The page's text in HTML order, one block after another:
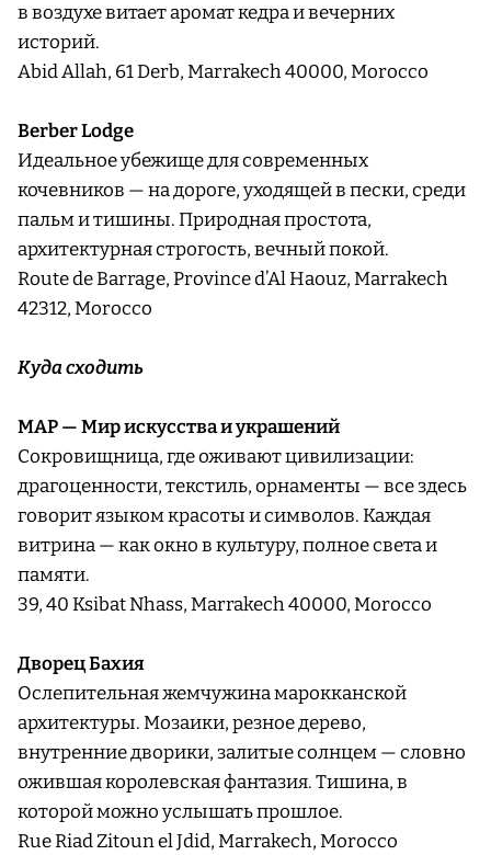
в воздухе витает аромат кедра и вечерних
историй.
Abid Allah, 61 Derb, Marrakech 40000, Morocco
Berber Lodge
Идеальное убежище для современных
кочевников — на дороге, уходящей в пески, среди
пальм и тишины. Природная простота,
архитектурная строгость, вечный покой.
Route de Barrage, Province d’Al Haouz, Marrakech
42312, Morocco
Куда сходить
MAP — Мир искусства и украшений
Сокровищница, где оживают цивилизации:
драгоценности, текстиль, орнаменты — все здесь
говорит языком красоты и символов. Каждая
витрина — как окно в культуру, полное света и
памяти.
39, 40 Ksibat Nhass, Marrakech 40000, Morocco
Дворец Бахия
Ослепительная жемчужина марокканской
архитектуры. Мозаики, резное дерево,
внутренние дворики, залитые солнцем — словно
ожившая королевская фантазия. Тишина, в
которой можно услышать прошлое.
Rue Riad Zitoun el Jdid, Marrakech, Morocco